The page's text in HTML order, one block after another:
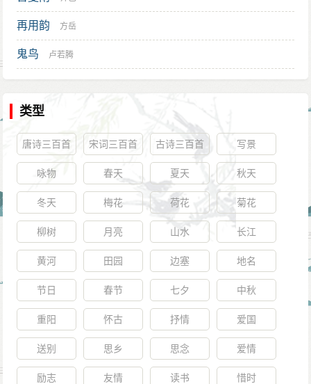
再用韵 方岳
鬼鸟 卢若腾
类型
唐诗三百首 宋词三百首 古诗三百首 写景
咏物 春天 夏天 秋天
冬天 梅花 荷花 菊花
柳树 月亮 山水 长江
黄河 田园 边塞 地名
节日 春节 七夕 中秋
重阳 怀古 抒情 爱国
送别 思乡 思念 爱情
励志 友情 读书 惜时